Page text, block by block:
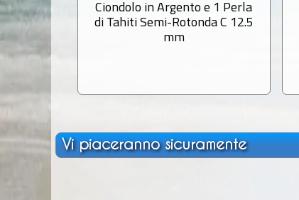
Ciondolo in Argento e 1 Perla
di Tahiti Semi-Rotonda C 12.5
mm
Vi piaceranno sicuramente